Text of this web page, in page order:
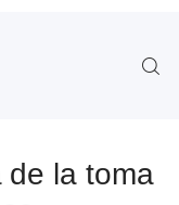
de la toma